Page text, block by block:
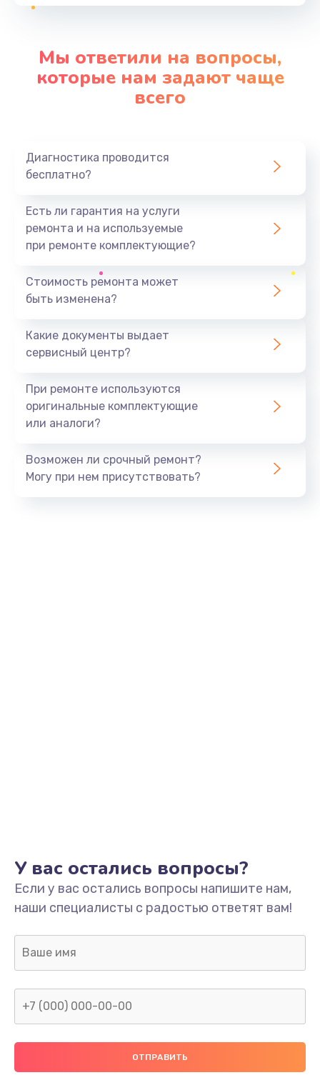
от 1500 руб.
Заказать
от 2800 руб.
Заказать
Ремонт подсветки
Заказать
от 4700 руб.
Заказать
Ремонт блока управления
от 1900 руб.
Заказать
Ремонт динамика
Мы ответили на вопросы,
которые нам задают чаще
всего
Диагностика проводится
бесплатно?
Есть ли гарантия на услуги
ремонта и на используемые
при ремонте комплектующие?
Стоимость ремонта может
быть изменена?
Какие документы выдает
сервисный центр?
При ремонте используются
оригинальные комплектующие
или аналоги?
Возможен ли срочный ремонт?
Могу при нем присутствовать?
У вас остались вопросы?
Если у вас остались вопросы напишите нам,
наши специалисты с радостью ответят вам!